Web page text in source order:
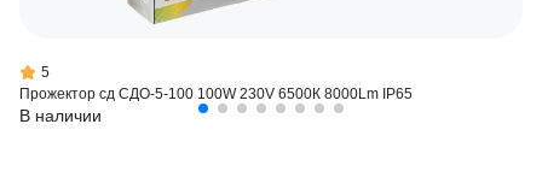
5
Прожектор сд СДО-5-100 100W 230V 6500К 8000Lm IP65
В наличии